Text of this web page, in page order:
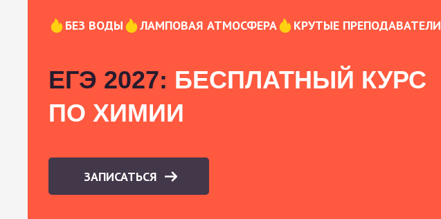
БЕЗ ВОДЫ ЛАМПОВАЯ АТМОСФЕРА КРУТЫЕ ПРЕПОДАВАТЕЛИ
ЕГЭ 2027: БЕСПЛАТНЫЙ КУРС
ПО ХИМИИ
ЗАПИСАТЬСЯ